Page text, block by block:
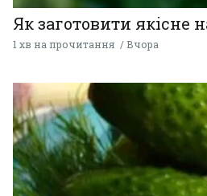
Як заготовити якісне
1 хв на прочитання Вчора